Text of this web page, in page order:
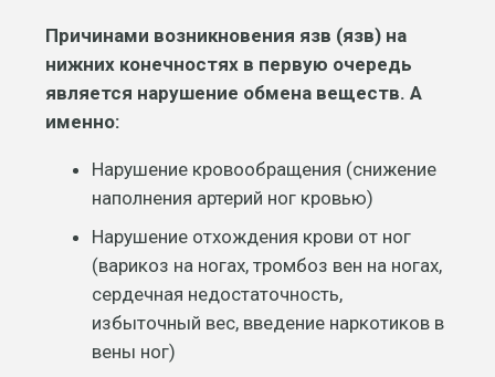
Причинами возникновения язв (язв) на
нижних конечностях в первую очередь
является нарушение обмена веществ. А
именно:
Нарушение кровообращения (снижение
наполнения артерий ног кровью)
Нарушение отхождения крови от ног
(варикоз на ногах, тромбоз вен на ногах,
сердечная недостаточность,
избыточный вес, введение наркотиков в
вены ног)